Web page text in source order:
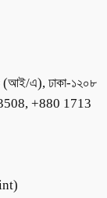
(আই/এ), ঢাকা-১২০৮
+880 1713